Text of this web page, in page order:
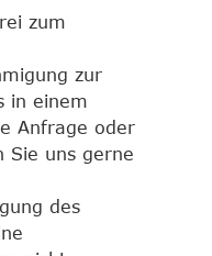
zum
zur
in einem
Anfrage oder
Sie uns gerne
des